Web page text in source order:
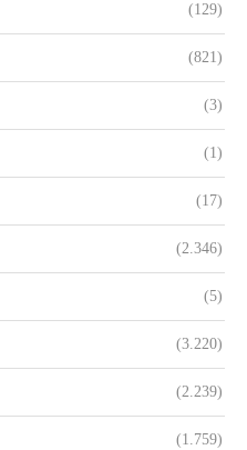
(129)
(821)
(3)
(1)
(17)
(2.346)
(5)
(3.220)
(2.239)
(1.759)